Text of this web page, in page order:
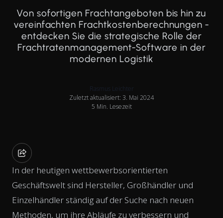
Von sofortigen Frachtangeboten bis hin zu
vereinfachten Frachtkostenberechnungen -
entdecken Sie die strategische Rolle der
Frachtratenmanagement-Software in der
modernen Logistik
Rasmus Leichter
Zuletzt aktualisiert: 3. Mai 2024
5 Min. Lesezeit
In der heutigen wettbewerbsorientierten
Geschäftswelt sind Hersteller, Großhändler und
Einzelhändler ständig auf der Suche nach neuen
Methoden, um ihre Abläufe zu verbessern und